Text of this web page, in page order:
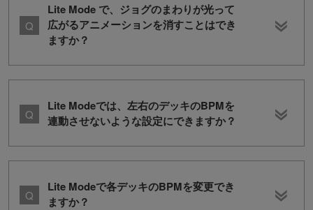
Lite Mode で、ジョグのまわりが光って
広がるアニメーションを消すことはでき
ますか？
Lite Modeでは、左右のデッキのBPMを
連動させないような設定にできますか？
Lite Modeで各デッキのBPMを変更でき
ますか？